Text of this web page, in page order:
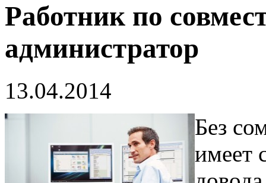
Работник по
администратор
13.04.2014
Без
имеет